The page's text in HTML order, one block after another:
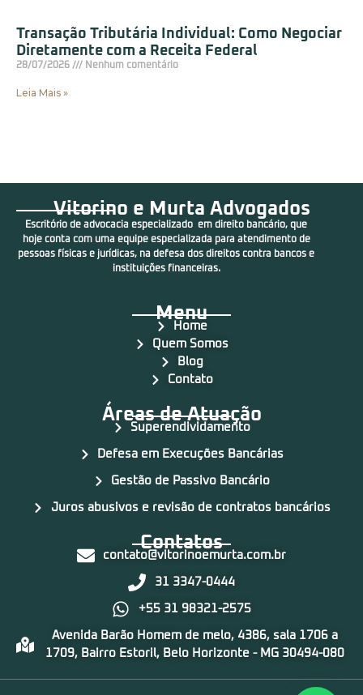
Transação Tributária Individual: Como Negociar
Diretamente com a Receita Federal
28/07/2026 Nenhum comentário
Leia Mais »
Vitorino e Murta Advogados
Escritório de advocacia especializado em direito bancário, que
hoje conta com uma equipe especializada para atendimento de
pessoas físicas e jurídicas, na defesa dos direitos contra bancos e
instituições financeiras.
Menu
Home
Quem Somos
Blog
Contato
Áreas de Atuação
Superendividamento
Defesa em Execuções Bancárias
Gestão de Passivo Bancário
Juros abusivos e revisão de contratos bancários
Contatos
contato@vitorinoemurta.com.br
31 3347-0444
+55 31 98321-2575
Avenida Barão Homem de melo, 4386, sala 1706 a
1709, Bairro Estoril, Belo Horizonte - MG 30494-080